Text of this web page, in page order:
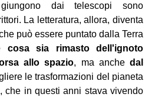
dai telescopi sono
La letteratura, allora, diventa
può essere puntato dalla Terra
cosa sia rimasto dell'ignoto
allo spazio, ma anchedal
le trasformazioni del pianeta
che in questi anni stava vivendo